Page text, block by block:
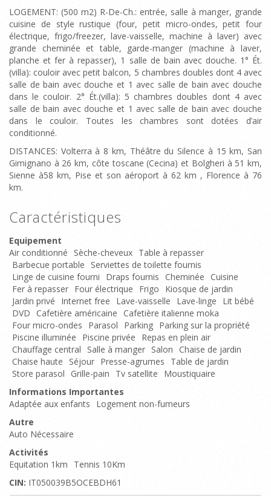
LOGEMENT: (500 m2) R-De-Ch.: entrée, salle à manger, grande
cuisine de style rustique (four, petit micro-ondes, petit four
électrique, frigo/freezer, lave-vaisselle, machine à laver) avec
grande cheminée et table, garde-manger (machine à laver,
planche et fer à repasser), 1 salle de bain avec douche. 1° Ét.
(villa): couloir avec petit balcon, 5 chambres doubles dont 4 avec
salle de bain avec douche et 1 avec salle de bain avec douche
dans le couloir. 2° Ét.(villa): 5 chambres doubles dont 4 avec
salle de bain avec douche et 1 avec salle de bain avec douche
dans le couloir. Toutes les chambres sont dotées d’air
conditionné.
DISTANCES: Volterra à 8 km, Théâtre du Silence à 15 km, San
Gimignano à 26 km, côte toscane (Cecina) et Bolgheri à 51 km,
Sienne à58 km, Pise et son aéroport à 62 km , Florence à 76
km.
Caractéristiques
Equipement
Air conditionné Sèche-cheveux Table à repasser
Barbecue portable
Serviettes de toilette fournis
Linge de cuisine fourni
Draps fournis Cheminée
Cuisine
Fer à repasser Four électrique Frigo
Kiosque de jardin
Jardin privé
Internet free Lave-vaisselle Lave-linge
Lit bébé
DVD
Cafetière américaine Cafetière italienne moka
Four micro-ondes
Parasol Parking Parking sur la propriété
Piscine illuminée
Piscine privée
Repas en plein air
Chauffage central
Salle à manger Salon
Chaise de jardin
Chaise haute
Séjour Presse-agrumes
Table de jardin
Store parasol
Grille-pain Tv satellite
Moustiquaire
Informations Importantes
Adaptée aux enfants
Logement non-fumeurs
Autre
Auto Nécessaire
Activités
Equitation 1km
Tennis 10Km
CIN: IT050039B5OCEBDH61